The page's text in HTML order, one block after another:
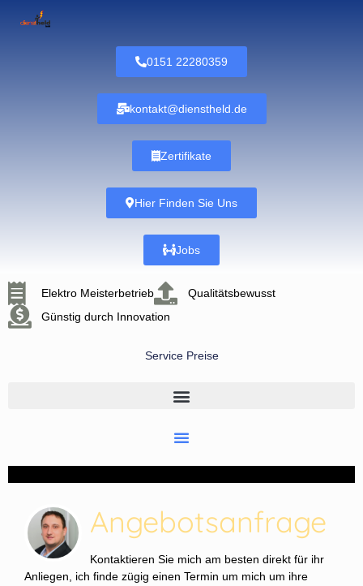
0151 22280359
kontakt@dienstheld.de
Zertifikate
Hier Finden Sie Uns
Jobs
Elektro Meisterbetrieb
Qualitätsbewusst
Günstig durch Innovation
Service Preise
Angebotsanfrage
Kontaktieren Sie mich am besten direkt für ihr
Anliegen, ich finde zügig einen Termin um mich um ihre